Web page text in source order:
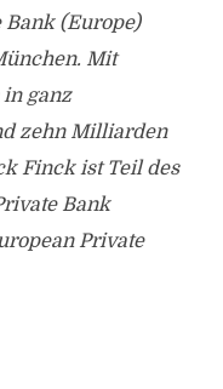
(Europe)
Mit
ganz
zehn Milliarden
Finck ist Teil des
Bank
Private